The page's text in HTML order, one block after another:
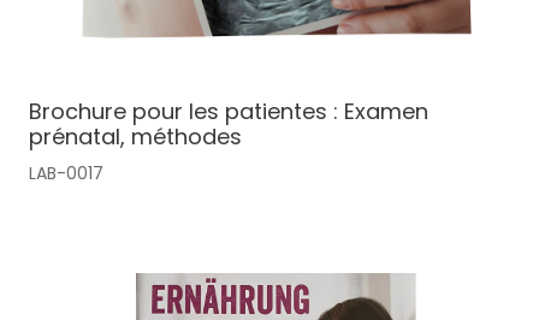
Brochure pour les patientes : Examen
prénatal, méthodes
LAB-0017